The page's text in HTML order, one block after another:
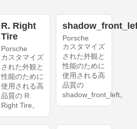
R. Right
Tire
Porsche
カスタマイズ
された外観と
性能のために
使用される高
品質の R.
Right Tire。
Porsche
カスタマイズ
された外観と
性能のために
使用される高
品質の
shadow_front_left。